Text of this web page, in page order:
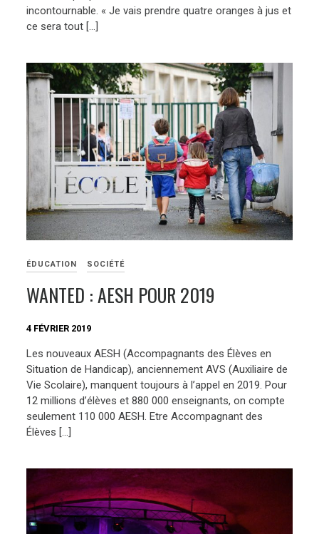
incontournable. « Je vais prendre quatre oranges à jus et
ce sera tout […]
ÉDUCATION SOCIÉTÉ
WANTED : AESH POUR 2019
4 FÉVRIER 2019
Les nouveaux AESH (Accompagnants des Élèves en
Situation de Handicap), anciennement AVS (Auxiliaire de
Vie Scolaire), manquent toujours à l’appel en 2019. Pour
12 millions d’élèves et 880 000 enseignants, on compte
seulement 110 000 AESH. Etre Accompagnant des
Élèves […]